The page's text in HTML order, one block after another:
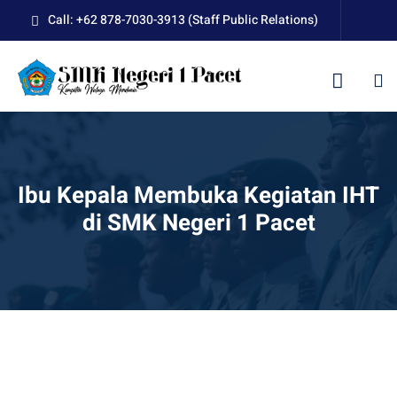
content
Call: +62 878-7030-3913 (Staff Public Relations)
Ibu Kepala Membuka Kegiatan IHT
di SMK Negeri 1 Pacet